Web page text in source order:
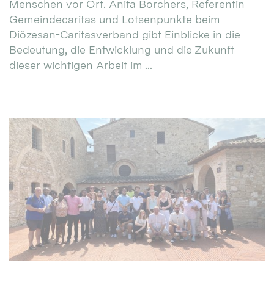
Menschen vor Ort. Anita Borchers, Referentin
Gemeindecaritas und Lotsenpunkte beim
Diözesan-Caritasverband gibt Einblicke in die
Bedeutung, die Entwicklung und die Zukunft
dieser wichtigen Arbeit im ...